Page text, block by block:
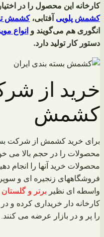
کارخانه این محصول را در
کشمش پلویی آفتابی،کشمش
انگوری هم می‌گویند و انواع
دستور کار تولید دارد.
خرید از
کشمش
برای خرید کشمش از شرکت
محصولات را در حجم بالا می
محصولات خرید آنها را انجام
فروشگاههای زنجیره ای و
واسطه ای نظیر برتر و گلستان
کارخانه دار خریداری کرده و
را پر و در بازار عرضه می کنند.